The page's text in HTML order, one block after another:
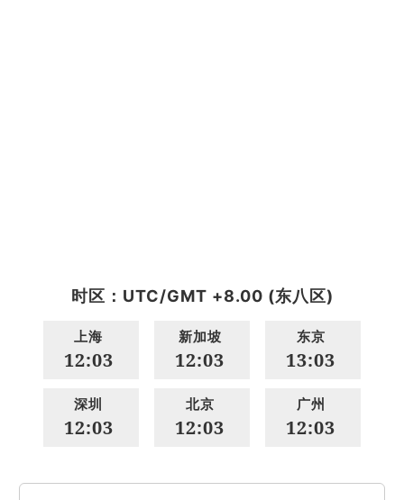
时区：UTC/GMT +8.00 (东八区)
上海
12:03
新加坡
12:03
东京
13:03
深圳
12:03
北京
12:03
广州
12:03